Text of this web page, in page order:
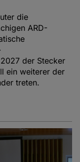
die
ARD-
der Stecker
ein weiterer der
treten.